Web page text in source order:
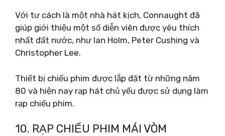
Với tư cách là một nhà hát kịch, Connaught đã
giúp giới thiệu một số diễn viên được yêu thích
nhất đất nước, như Ian Holm, Peter Cushing và
Christopher Lee.
Thiết bị chiếu phim được lắp đặt từ những năm
80 và hiện nay rạp hát chủ yếu được sử dụng làm
rạp chiếu phim.
10. RẠP CHIẾU PHIM MÁI VÒM